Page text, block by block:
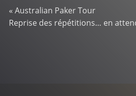
« Australian Paker Tour
Reprise des répétitions… en